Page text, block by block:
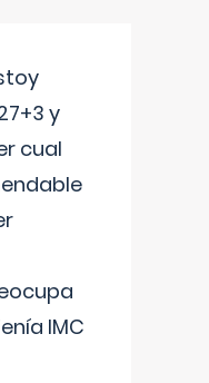
y
cual
IMC